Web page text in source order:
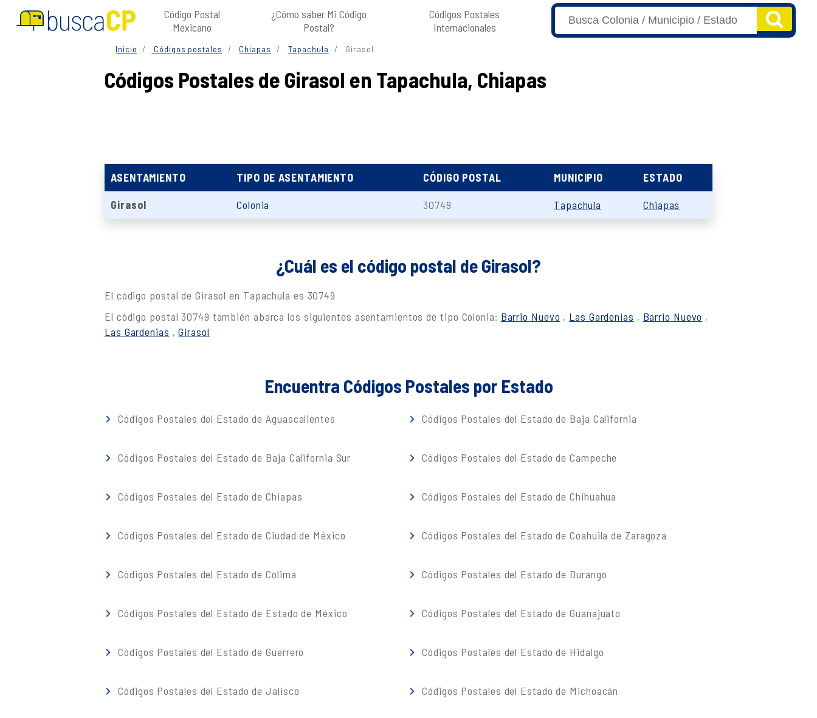
Código Postal
Mexicano
¿Cómo saber Mi Código
Postal?
Códigos Postales
Internacionales
Inicio Códigos postales Chiapas Tapachula Girasol
Códigos Postales de Girasol en Tapachula, Chiapas
ASENTAMIENTO TIPO DE ASENTAMIENTO CÓDIGO POSTAL MUNICIPIO ESTADO
Girasol Colonia 30749 Tapachula Chiapas
¿Cuál es el código postal de Girasol?
El código postal de Girasol en Tapachula es 30749
El código postal 30749 también abarca los siguientes asentamientos de tipo Colonia: Barrio Nuevo , Las Gardenias , Barrio Nuevo ,
Las Gardenias ,Girasol
Encuentra Códigos Postales por Estado
Códigos Postales del Estado de Aguascalientes Códigos Postales del Estado de Baja California
Códigos Postales del Estado de Baja California Sur Códigos Postales del Estado de Campeche
Códigos Postales del Estado de Chiapas Códigos Postales del Estado de Chihuahua
Códigos Postales del Estado de Ciudad de México Códigos Postales del Estado de Coahuila de Zaragoza
Códigos Postales del Estado de Colima Códigos Postales del Estado de Durango
Códigos Postales del Estado de Estado de México Códigos Postales del Estado de Guanajuato
Códigos Postales del Estado de Guerrero Códigos Postales del Estado de Hidalgo
Códigos Postales del Estado de Jalisco Códigos Postales del Estado de Michoacán